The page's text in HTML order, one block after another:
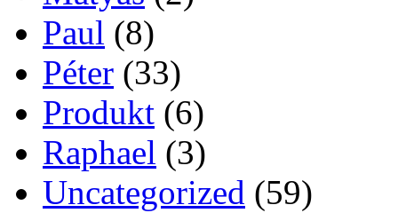
Paul (8)
Péter (33)
Produkt (6)
Raphael (3)
Uncategorized (59)